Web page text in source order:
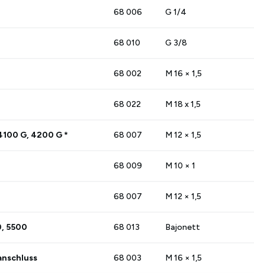
68 006 G 1/4
68 010 G 3/8
68 002 M 16 × 1,5
68 022 M 18 x 1,5
G, 4200 G * 68 007 M 12 × 1,5
68 009 M 10 × 1
68 007 M 12 × 1,5
5500 68 013 Bajonett
68 003 M 16 × 1,5